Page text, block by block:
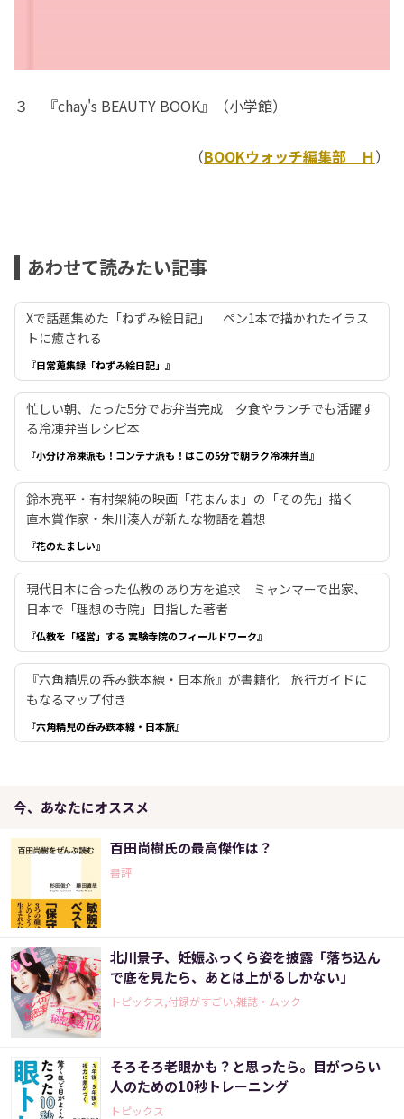
３ 『chay's BEAUTY BOOK』（小学館）
（BOOKウォッチ編集部 Ｈ）
あわせて読みたい記事
Xで話題集めた「ねずみ絵日記」 ペン1本で描かれたイラス
トに癒される
『日常蒐集録「ねずみ絵日記」』
忙しい朝、たった5分でお弁当完成 夕食やランチでも活躍す
る冷凍弁当レシピ本
『小分け冷凍派も！コンテナ派も！はこの5分で朝ラク冷凍弁当』
鈴木亮平・有村架純の映画「花まんま」の「その先」描く
直木賞作家・朱川湊人が新たな物語を着想
『花のたましい』
現代日本に合った仏教のあり方を追求 ミャンマーで出家、
日本で「理想の寺院」目指した著者
『仏教を「経営」する 実験寺院のフィールドワーク』
『六角精児の呑み鉄本線・日本旅』が書籍化 旅行ガイドに
もなるマップ付き
『六角精児の呑み鉄本線・日本旅』
今、あなたにオススメ
百田尚樹氏の最高傑作は？
書評
北川景子、妊娠ふっくら姿を披露「落ち込ん
で底を見たら、あとは上がるしかない」
トピックス,付録がすごい,雑誌・ムック
そろそろ老眼かも？と思ったら。目がつらい
人のための10秒トレーニング
トピックス